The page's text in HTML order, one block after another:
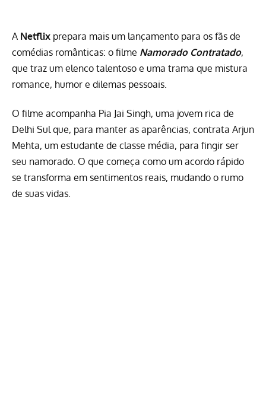
A Netflix prepara mais um lançamento para os fãs de
comédias românticas: o filme Namorado Contratado,
que traz um elenco talentoso e uma trama que mistura
romance, humor e dilemas pessoais.
O filme acompanha Pia Jai Singh, uma jovem rica de
Delhi Sul que, para manter as aparências, contrata Arjun
Mehta, um estudante de classe média, para fingir ser
seu namorado. O que começa como um acordo rápido
se transforma em sentimentos reais, mudando o rumo
de suas vidas.